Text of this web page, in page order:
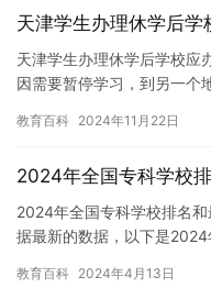
天津学生办理休学后学
天津学生办理休学后学校应
因需要暂停学习，到另一个
应办…
教育百科 2024年11月22日
2024年全国专科学校
2024年全国专科学校排名
据最新的数据，以下是
教育百科 2024年4月13日